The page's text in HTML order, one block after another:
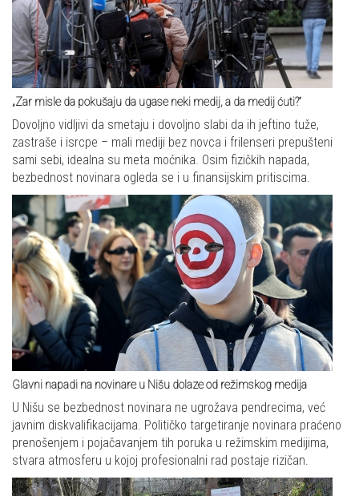
„Zar misle da pokušaju da ugase neki medij, a da medij ćuti?“
Dovoljno vidljivi da smetaju i dovoljno slabi da ih jeftino tuže,
zastraše i isrcpe – mali mediji bez novca i frilenseri prepušteni
sami sebi, idealna su meta moćnika. Osim fizičkih napada,
bezbednost novinara ogleda se i u finansijskim pritiscima.
Glavni napadi na novinare u Nišu dolaze od režimskog medija
U Nišu se bezbednost novinara ne ugrožava pendrecima, već
javnim diskvalifikacijama. Političko targetiranje novinara praćeno
prenošenjem i pojačavanjem tih poruka u režimskim medijima,
stvara atmosferu u kojoj profesionalni rad postaje rizičan.